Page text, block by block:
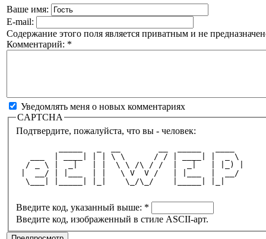
Ваше имя:
E-mail:
Содержание этого поля является приватным и не
Комментарий: *
Уведомлять меня о новых комментариях
CAPTCHA
Подтвердите, пожалуйста, что вы - человек:
   ___  | ____| | | \ \      / / | ____| |  _ \
  / _ \ |  _|   | |  \ \ /\ / /  |  _|   | |_) |
|  __/ | |___  | |   \ V  V /   | |___  |  __/
  \___| |_____| |_|    \_/\_/    |_____| |_|
Введите код, указанный выше: *
Введите код, изображенный в стиле ASCII-арт.